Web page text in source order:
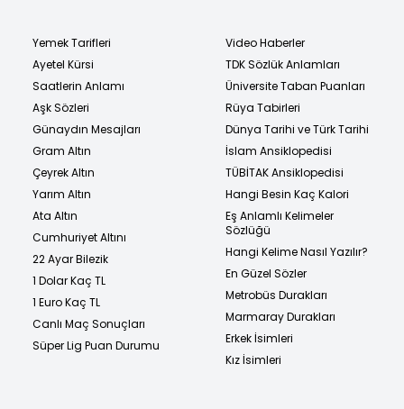
Yemek Tarifleri
Ayetel Kürsi
Saatlerin Anlamı
Aşk Sözleri
Günaydın Mesajları
Gram Altın
Çeyrek Altın
Yarım Altın
Ata Altın
Cumhuriyet Altını
22 Ayar Bilezik
1 Dolar Kaç TL
1 Euro Kaç TL
Canlı Maç Sonuçları
Süper Lig Puan Durumu
Video Haberler
TDK Sözlük Anlamları
Üniversite Taban Puanları
Rüya Tabirleri
Dünya Tarihi ve Türk Tarihi
İslam Ansiklopedisi
TÜBİTAK Ansiklopedisi
Hangi Besin Kaç Kalori
Eş Anlamlı Kelimeler
Sözlüğü
Hangi Kelime Nasıl Yazılır?
En Güzel Sözler
Metrobüs Durakları
Marmaray Durakları
Erkek İsimleri
Kız İsimleri